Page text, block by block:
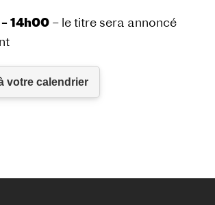
14h00 – le titre sera annoncé